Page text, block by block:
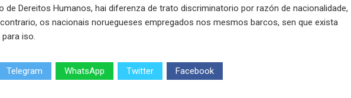
de Dereitos Humanos, hai diferenza de trato discriminatorio por razón de nacionalidade,
os nacionais noruegueses empregados nos mesmos barcos, sen que exista
iso.
Telegram WhatsApp Twitter Facebook